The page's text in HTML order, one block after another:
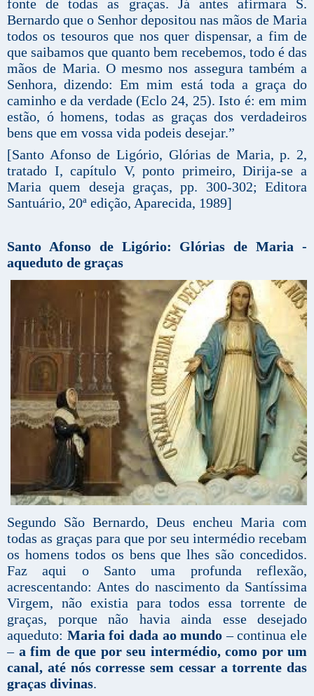
fonte de todas as graças. Já antes afirmara S.
Bernardo que o Senhor depositou nas mãos de Maria
todos os tesouros que nos quer dispensar, a fim de
que saibamos que quanto bem recebemos, todo é das
mãos de Maria. O mesmo nos assegura também a
Senhora, dizendo: Em mim está toda a graça do
caminho e da verdade (Eclo 24, 25). Isto é: em mim
estão, ó homens, todas as graças dos verdadeiros
bens que em vossa vida podeis desejar.”
[Santo Afonso de Ligório, Glórias de Maria, p. 2,
tratado I, capítulo V, ponto primeiro, Dirija-se a
Maria quem deseja graças, pp. 300-302; Editora
Santuário, 20ª edição, Aparecida, 1989]
Santo Afonso de Ligório: Glórias de Maria -
aqueduto de graças
Segundo São Bernardo, Deus encheu Maria com
todas as graças para que por seu intermédio recebam
os homens todos os bens que lhes são concedidos.
Faz aqui o Santo uma profunda reflexão,
acrescentando: Antes do nascimento da Santíssima
Virgem, não existia para todos essa torrente de
graças, porque não havia ainda esse desejado
aqueduto: Maria foi dada ao mundo – continua ele
– a fim de que por seu intermédio, como por um
canal, até nós corresse sem cessar a torrente das
graças divinas.